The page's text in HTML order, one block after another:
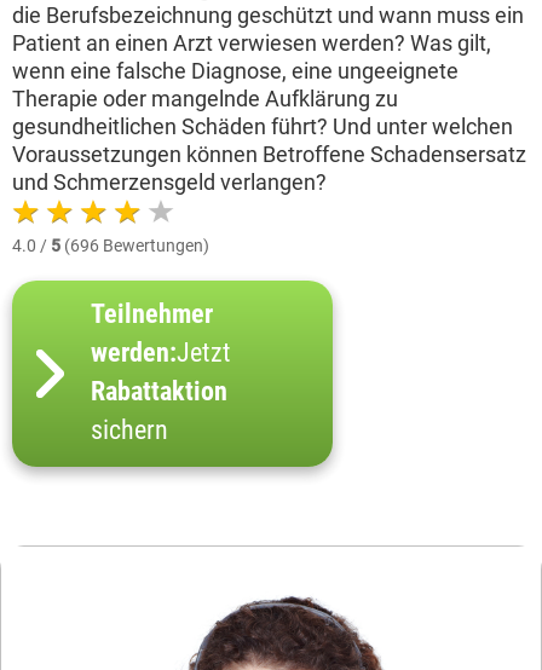
die Berufsbezeichnung geschützt und wann muss ein
Patient an einen Arzt verwiesen werden? Was gilt,
wenn eine falsche Diagnose, eine ungeeignete
Therapie oder mangelnde Aufklärung zu
gesundheitlichen Schäden führt? Und unter welchen
Voraussetzungen können Betroffene Schadensersatz
und Schmerzensgeld verlangen?
4.0 / 5 (696 Bewertungen)
Teilnehmer
werden:Jetzt
Rabattaktion
sichern